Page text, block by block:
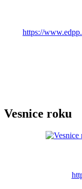
https://
Vesnice roku